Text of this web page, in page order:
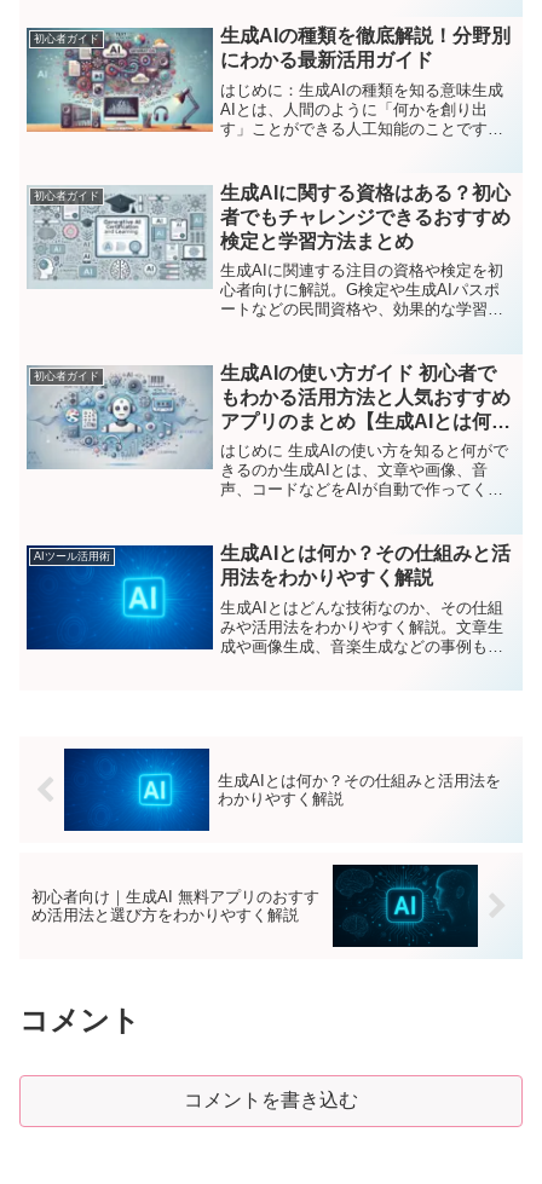
強など日常のさまざまな場面で活用が進
んでおり、今後もその...
初心者ガイド
生成AIの種類を徹底解説！分野別
にわかる最新活用ガイド
はじめに：生成AIの種類を知る意味生成
AIとは、人間のように「何かを創り出
す」ことができる人工知能のことです。
ポートする力を持っています。近年の技
術革新により、生成AI...
初心者ガイド
生成AIに関する資格はある？初心
者でもチャレンジできるおすすめ
検定と学習方法まとめ
生成AIに関連する注目の資格や検定を初
心者向けに解説。G検定や生成AIパスポ
ートなどの民間資格や、効果的な学習方
初心者ガイド
生成AIの使い方ガイド 初心者で
もわかる活用方法と人気おすすめ
アプリのまとめ【生成AIとは何
か・どう使うか完全解説】
はじめに 生成AIの使い方を知ると何がで
きるのか生成AIとは、文章や画像、音
声、コードなどをAIが自動で作ってくれ
ようになっています。この記事では、生
成AIの基本的な使...
AIツール活用術
生成AIとは何か？その仕組みと活
用法をわかりやすく解説
生成AIとはどんな技術なのか、その仕組
みや活用法をわかりやすく解説。文章生
成や画像生成、音楽生成などの事例も紹
生成AIとは何か？その仕組みと活用法を
わかりやすく解説
初心者向け｜生成AI 無料アプリのおすす
め活用法と選び方をわかりやすく解説
コメント
コメントを書き込む